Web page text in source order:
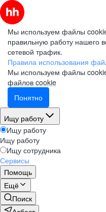
Мы используем файлы
правильную работу нашего
сетевой трафик.
Правила использования
Мы используем файлы
файлов cookie
Понятно
Ищу работу
Ищу работу
Ищу работу
Ищу сотрудника
Сервисы
Помощь
Ещё
Поиск